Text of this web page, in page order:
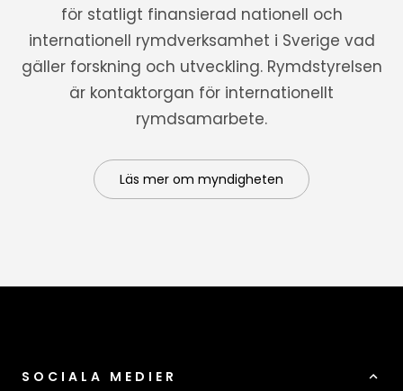
för statligt finansierad nationell och
internationell rymdverksamhet i Sverige vad
gäller forskning och utveckling. Rymdstyrelsen
är kontaktorgan för internationellt
rymdsamarbete.
Läs mer om myndigheten
SOCIALA MEDIER